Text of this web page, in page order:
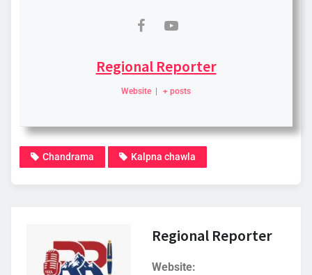
Regional Reporter
Website | + posts
Chandrama Kalpna chawla
Regional Reporter
Website: